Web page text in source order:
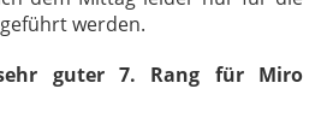
werden.
guter 7. Rang für Miro